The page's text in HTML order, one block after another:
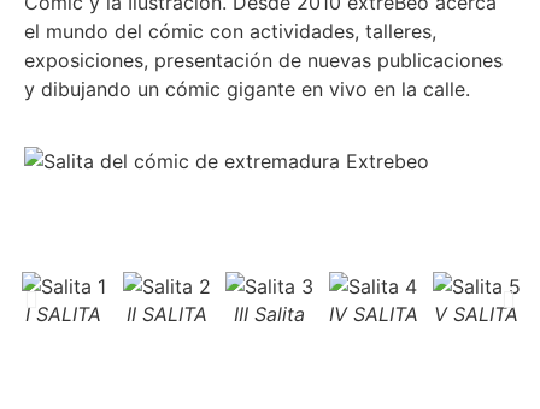
el mundo del cómic con actividades, talleres,
exposiciones, presentación de nuevas publicaciones
y dibujando un cómic gigante en vivo en la calle.
I SALITA II SALITA III Salita IV SALITA V SALITA